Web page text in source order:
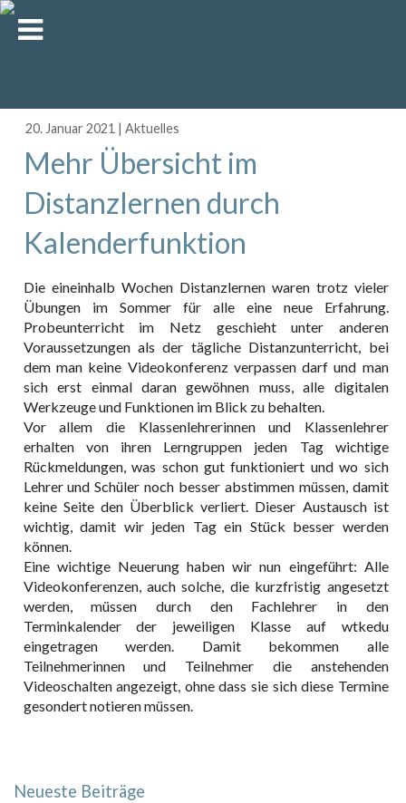
20. Januar 2021 |Aktuelles
Mehr Übersicht im
Distanzlernen durch
Kalenderfunktion
Die eineinhalb Wochen Distanzlernen waren trotz vieler
Übungen im Sommer für alle eine neue Erfahrung.
Probeunterricht im Netz geschieht unter anderen
Voraussetzungen als der tägliche Distanzunterricht, bei
dem man keine Videokonferenz verpassen darf und man
sich erst einmal daran gewöhnen muss, alle digitalen
Werkzeuge und Funktionen im Blick zu behalten.
Vor allem die Klassenlehrerinnen und Klassenlehrer
erhalten von ihren Lerngruppen jeden Tag wichtige
Rückmeldungen, was schon gut funktioniert und wo sich
Lehrer und Schüler noch besser abstimmen müssen, damit
keine Seite den Überblick verliert. Dieser Austausch ist
wichtig, damit wir jeden Tag ein Stück besser werden
können.
Eine wichtige Neuerung haben wir nun eingeführt: Alle
Videokonferenzen, auch solche, die kurzfristig angesetzt
werden, müssen durch den Fachlehrer in den
Terminkalender der jeweiligen Klasse auf wtkedu
eingetragen werden. Damit bekommen alle
Teilnehmerinnen und Teilnehmer die anstehenden
Videoschalten angezeigt, ohne dass sie sich diese Termine
gesondert notieren müssen.
Neueste Beiträge